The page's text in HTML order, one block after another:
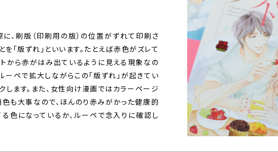
、刷版（印刷用の版）の位置がずれて印刷さ
を「版ずれ」といいます。たとえば赤色がズレて
から赤がはみ出ているように見える現象なの
ーペで拡大しながらこの「版ずれ」が起きてい
します。また、女性向け漫画ではカラーページ
も大事なので、ほんのり赤みがかった健康的
色になっているか、ルーペで念入りに確認し